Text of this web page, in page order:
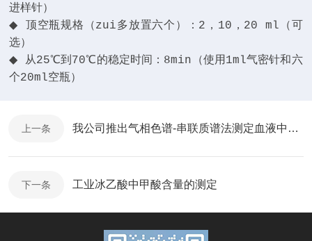
进样针）
◆ 顶空瓶规格 （zui多放置六个 ） ： 2 ， 10 ， 20 ml（ 可
选）
◆ 从25℃到70℃的稳定时间： 8min（使用1ml气密针和六
个20ml空瓶）
上一条 我公司推出气相色谱-串联质谱法测定血液中乙基葡萄糖醛酸苷
下一条 工业冰乙酸中甲酸含量的测定